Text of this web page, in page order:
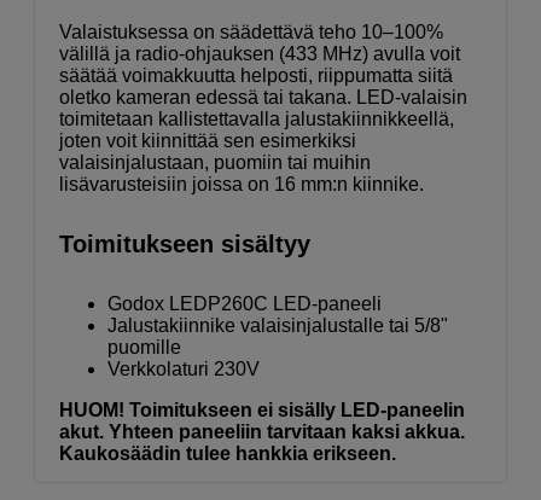
Valaistuksessa on säädettävä teho 10–100%
välillä ja radio-ohjauksen (433 MHz) avulla voit
säätää voimakkuutta helposti, riippumatta siitä
oletko kameran edessä tai takana. LED-valaisin
toimitetaan kallistettavalla jalustakiinnikkeellä,
joten voit kiinnittää sen esimerkiksi
valaisinjalustaan, puomiin tai muihin
lisävarusteisiin joissa on 16 mm:n kiinnike.
Toimitukseen sisältyy
Godox LEDP260C LED-paneeli
Jalustakiinnike valaisinjalustalle tai 5/8"
puomille
Verkkolaturi 230V
HUOM! Toimitukseen ei sisälly LED-paneelin
akut. Yhteen paneeliin tarvitaan kaksi akkua.
Kaukosäädin tulee hankkia erikseen.